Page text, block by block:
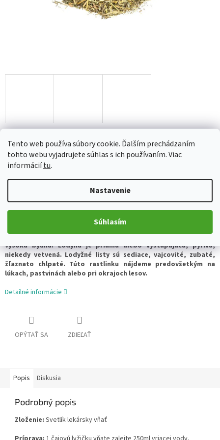
Tento web používa súbory cookie. Ďalším prechádzaním
tohto webu vyjadrujete súhlas s ich používaním. Viac
informáciítu.
Nastavenie
Súhlasím
€3,29
Jednotková
cena:
Zvoľte variant
Variant
Pridať do košíka
Svetlík lekársky je jednoročná, poloparazitická, 3 až 50 cm
vysoká bylina. Lodyha je priama alebo vystupujúca, pýrivá,
niekedy vetvená. Lodyžné listy sú sediace, vajcovité, zubaté,
žľaznato chlpaté. Túto rastlinku nájdeme predovšetkým na
lúkach, pastvinách alebo pri okrajoch lesov.
Detailné informácie
OPÝTAŤ SA ZDIEĽAŤ
Popis Diskusia
Podrobný popis
Zloženie: Svetlík lekársky vňať